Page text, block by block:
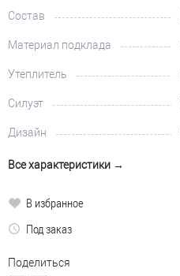
Состав
Материал подклада
Утеплитель
Силуэт
Дизайн
Все характеристики →
В избранное
Под заказ
Поделиться